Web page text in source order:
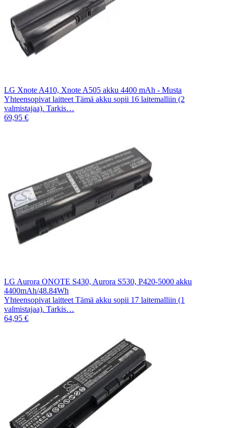
LG Xnote A410, Xnote A505 akku 4400 mAh - Musta
Yhteensopivat laitteet Tämä akku sopii 16 laitemalliin (2
valmistajaa). Tarkis…
69,95 €
LG Aurora ONOTE S430, Aurora S530, P420-5000 akku
4400mAh/48.84Wh
Yhteensopivat laitteet Tämä akku sopii 17 laitemalliin (1
valmistajaa). Tarkis…
64,95 €